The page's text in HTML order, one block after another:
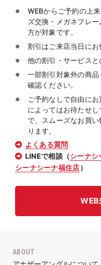
WEBからご予約の上
ズ交換・メガネフレ
方が対象です。
割引はご来店当日にお
他の割引・サービスと
一部割引対象外の商
確認ください。
ご予約なしで自由に
によってはお待たせ
で、スムーズなお買
ります。
よくある質問
LINEで相談（シーナシ
シーナシーナ福住店）
WEB
ABOUT